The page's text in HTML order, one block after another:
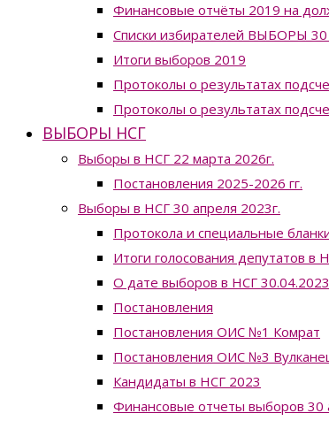
Финансовые отчёты 2019 на
Списки избирателей ВЫБОРЫ
Итоги выборов 2019
Протоколы о результатах
Протоколы о результатах
ВЫБОРЫ НСГ
Выборы в НСГ 22 марта 2026г.
Постановления 2025-2026 гг.
Выборы в НСГ 30 апреля 2023г.
Протокола и специальные
Итоги голосования депутатов в
О дате выборов в НСГ
Постановления
Постановления ОИС №1 Комрат
Постановления ОИС №3
Кандидаты в НСГ 2023
Финансовые отчеты выборов 30